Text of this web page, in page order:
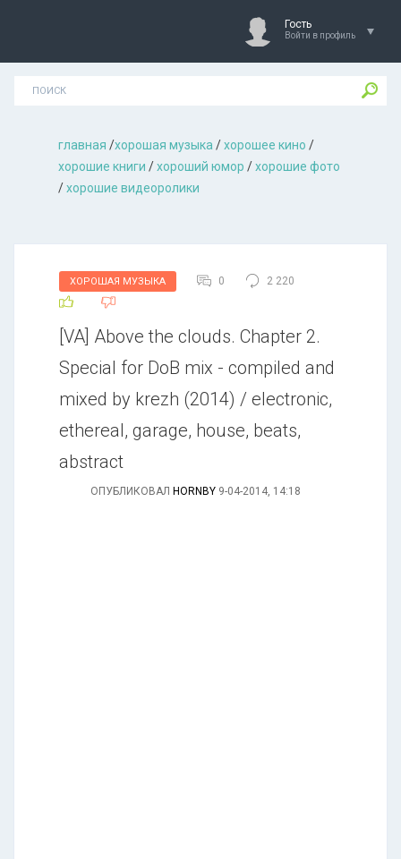
Гость
Войти в профиль
главная /хорошая музыкa /хорошее кино /
хорошие книги /хороший юмор /хорошие фото
/хорошие видеоролики
ХОРОШАЯ МУЗЫКА 0 2 220
[VA] Above the clouds. Chapter 2.
Special for DoB mix - compiled and
mixed by krezh (2014) / electronic,
ethereal, garage, house, beats,
abstract
ОПУБЛИКОВАЛ HORNBY 9-04-2014, 14:18